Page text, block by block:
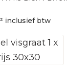
inclusief btw